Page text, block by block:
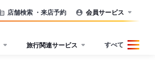
店舗検索 ・来店予約 会員サービス
旅行関連サービス すべて